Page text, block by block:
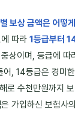
보상 금액은 어떻
따라 1등급부터
상이며, 등급에 따
어, 14등급은 경미
로 수천만원까지
가입하신 보험사